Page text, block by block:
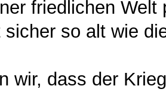
friedlichen
sicher so alt wie
wir, dass der